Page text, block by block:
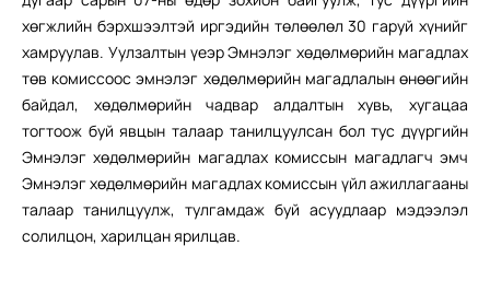
хөгжлийн бэрхшээлтэй иргэдийн төлөөлөл 30 гаруй хүнийг
хамруулав. Уулзалтын үеэр Эмнэлэг хөдөлмөрийн магадлах
төв комиссоос эмнэлэг хөдөлмөрийн магадлалын өнөөгийн
байдал, хөдөлмөрийн чадвар алдалтын хувь, хугацаа
тогтоож буй явцын талаар танилцуулсан бол тус дүүргийн
Эмнэлэг хөдөлмөрийн магадлах комиссын магадлагч эмч
Эмнэлэг хөдөлмөрийн магадлах комиссын үйл ажиллагааны
талаар танилцуулж, тулгамдаж буй асуудлаар мэдээлэл
солилцон, харилцан ярилцав.